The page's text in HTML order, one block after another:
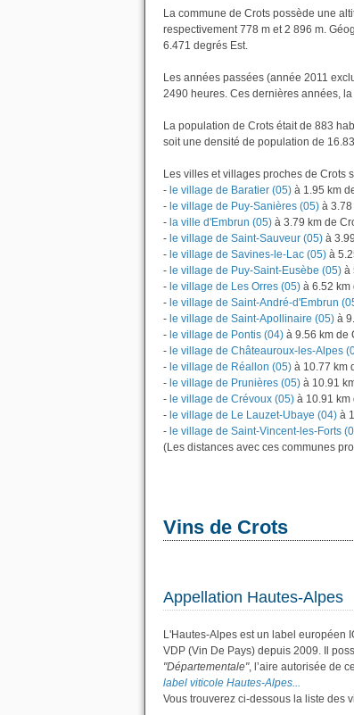
La commune de Crots possède une
respectivement 778 m et 2 896 m.
6.471 degrés Est.
Les années passées (année 2011
2490 heures. Ces dernières années,
La population de Crots était de 883
soit une densité de population de
Les villes et villages proches de Crots
- le village de Baratier (05) à 1.95 km
- le village de Puy-Sanières (05) à
- la ville d'Embrun (05) à 3.79 km de
- le village de Saint-Sauveur (05) à
- le village de Savines-le-Lac (05) à
- le village de Puy-Saint-Eusèbe (05) à
- le village de Les Orres (05) à 6.52 km
- le village de Saint-André-d'Embrun
- le village de Saint-Apollinaire (05) à
- le village de Pontis (04) à 9.56 km de
- le village de Châteauroux-les-Alpes
- le village de Réallon (05) à 10.77 km
- le village de Prunières (05) à 10.91
- le village de Crévoux (05) à 10.91 km
- le village de Le Lauzet-Ubaye (04) à
- le village de Saint-Vincent-les-Forts
(Les distances avec ces communes
Vins de Crots
Appellation Hautes-Alpes
L'Hautes-Alpes est un label européen
VDP (Vin De Pays) depuis 2009. Il
"Départementale", l’aire autorisée de
label viticole Hautes-Alpes...
Vous trouverez ci-dessous la liste des